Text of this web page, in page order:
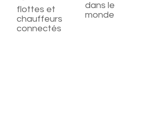
flottes et
chauffeurs
connectés
dans le
monde